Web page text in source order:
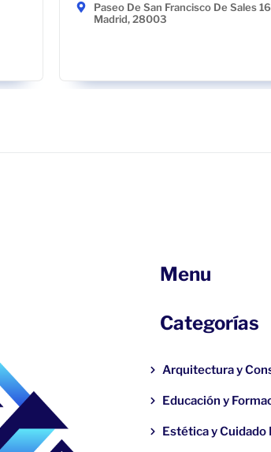
Paseo De San Francisco De Sales
Madrid, 28003
Menu
Categorías
Arquitectura y
Educación y
Estética y Cuidado